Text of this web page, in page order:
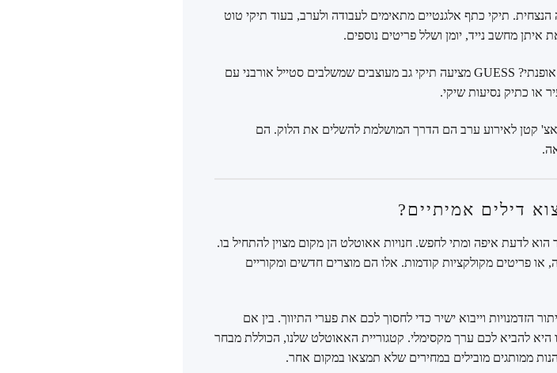
תיקי כתף אלגנטיים מתאימים לעבודה ולערב, בעוד תיקי טוט
מחשב נייד, יומן ושלל פריטים נוספים.
מי אמר שתיק גב לא יכול להיות אופנתי? GUESS מציעה תיקי גב מעוצבים שמשלבים סטייל אורבני עם
או כתיק נסיעות שיקי.
קטן לאירוע ערב הם הדרך המושלמת להשלים את הלוק. הם
דילים אמיתיים?
הוא לדעת איפה ומתי לחפש. חנויות אאוטלט הן מקום מצוין להתחיל בו.
או פריטים מקולקציות קודמות. אלו הם מוצרים חדשים ומקוריים
הזדמנויות וייבוא ישיר כדי לחסוך לכם את פערי התיווך. בין אם
היא להביא לכם ערך מקסימלי. קטגוריית האאוטלט שלנו, הכוללת מבחר
ממותגים מובילים במחירים שלא תמצאו במקום אחר.